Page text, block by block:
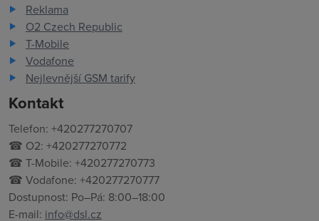
Reklama
O2 Czech Republic
T-Mobile
Vodafone
Nejlevnější GSM tarify
Kontakt
Telefon: +420277270707
☎ O2: +420277270772
☎ T-Mobile: +420277270773
☎ Vodafone: +420277270777
Dostupnost: Po–Pá: 8:00–18:00
E-mail: info@dsl.cz